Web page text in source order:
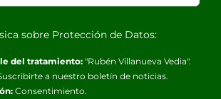
sobre Protección de Datos:
del tratamiento:"Rubén Villanueva Vedia".
a nuestro boletín de noticias.
Consentimiento.